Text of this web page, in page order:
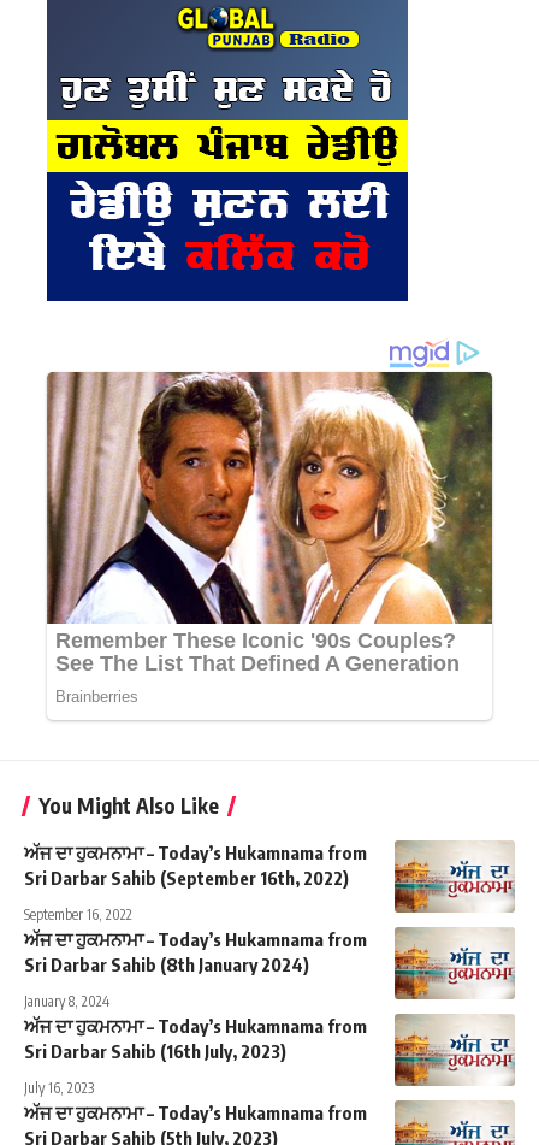
You Might Also Like
ਅੱਜ ਦਾ ਹੁਕਮਨਾਮਾ – Today’s Hukamnama from
Sri Darbar Sahib (September 16th, 2022)
September 16, 2022
ਅੱਜ ਦਾ ਹੁਕਮਨਾਮਾ – Today’s Hukamnama from
Sri Darbar Sahib (8th January 2024)
January 8, 2024
ਅੱਜ ਦਾ ਹੁਕਮਨਾਮਾ – Today’s Hukamnama from
Sri Darbar Sahib (16th July, 2023)
July 16, 2023
ਅੱਜ ਦਾ ਹੁਕਮਨਾਮਾ – Today’s Hukamnama from
Sri Darbar Sahib (5th July, 2023)